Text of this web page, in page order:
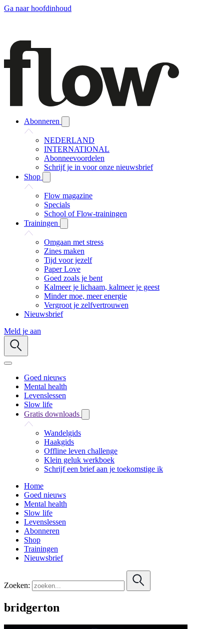
Ga naar hoofdinhoud
Abonneren
NEDERLAND
INTERNATIONAL
Abonneevoordelen
Schrijf je in voor onze nieuwsbrief
Shop
Flow magazine
Specials
School of Flow-trainingen
Trainingen
Omgaan met stress
Zines maken
Tijd voor jezelf
Paper Love
Goed zoals je bent
Kalmeer je lichaam, kalmeer je geest
Minder moe, meer energie
Vergroot je zelfvertrouwen
Nieuwsbrief
Meld je aan
Goed nieuws
Mental health
Levenslessen
Slow life
Gratis downloads
Wandelgids
Haakgids
Offline leven challenge
Klein geluk werkboek
Schrijf een brief aan je toekomstige ik
Home
Goed nieuws
Mental health
Slow life
Levenslessen
Abonneren
Shop
Trainingen
Nieuwsbrief
Zoeken:
bridgerton